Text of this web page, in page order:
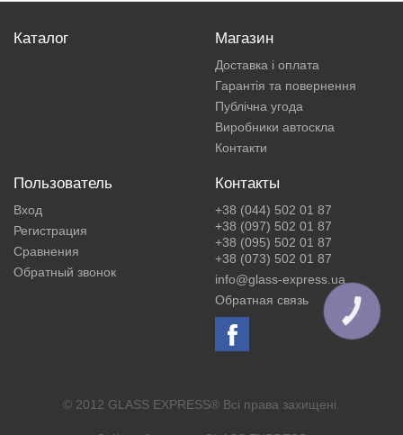
Каталог Магазин
Доставка і оплата
Гарантія та повернення
Публічна угода
Виробники автоскла
Контакти
Пользователь
Вход
Регистрация
Сравнения
Обратный звонок
Контакты
+38 (044) 502 01 87
+38 (097) 502 01 87
+38 (095) 502 01 87
+38 (073) 502 01 87
info@glass-express.ua
Обратная связь
© 2012 GLASS EXPRESS® Всі права захищені.
КНОПКА
ЗВ'ЯЗКУ